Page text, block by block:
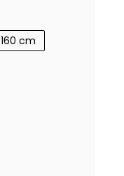
160 cm